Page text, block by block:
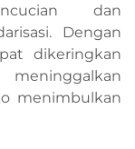
dan
Dengan
dikeringkan
menimbulkan